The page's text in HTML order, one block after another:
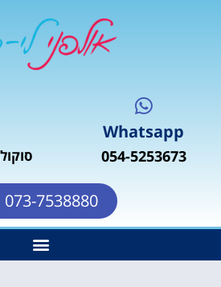
Whatsapp
054-5253673 סוקולוב 40
073-7538880 📞